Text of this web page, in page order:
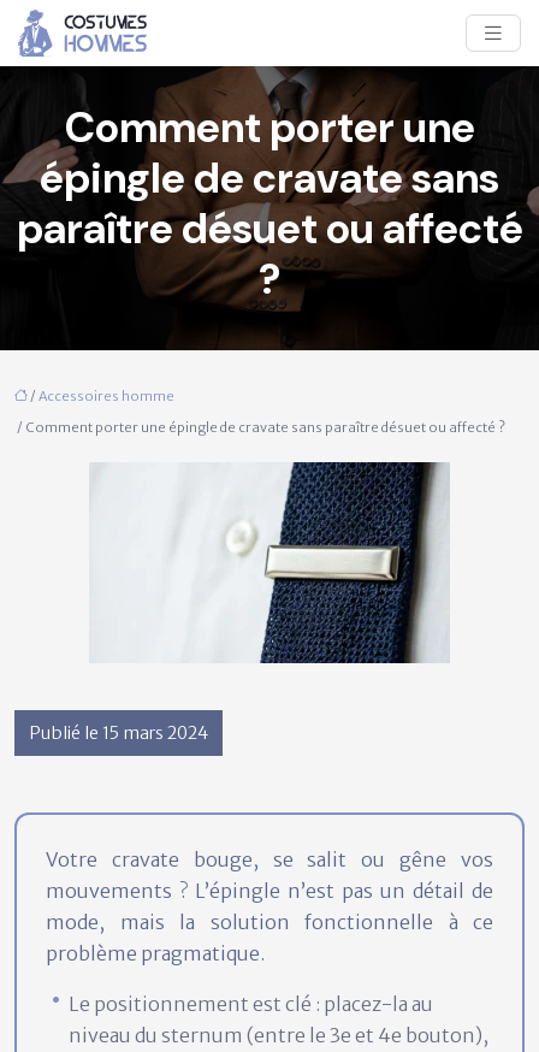
Comment porter une
épingle de cravate sans
paraître désuet ou affecté
?
/ Accessoires homme
/ Comment porter une épingle de cravate sans paraître désuet ou affecté ?
Publié le 15 mars 2024
Votre cravate bouge, se salit ou gêne vos
mouvements ? L’épingle n’est pas un détail de
mode, mais la solution fonctionnelle à ce
problème pragmatique.
Le positionnement est clé : placez-la au
niveau du sternum (entre le 3e et 4e bouton),